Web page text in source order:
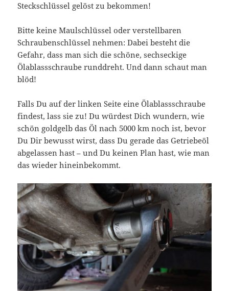
Steckschlüssel gelöst zu bekommen!
Bitte keine Maulschlüssel oder verstellbaren
Schraubenschlüssel nehmen: Dabei besteht die
Gefahr, dass man sich die schöne, sechseckige
Ölablassschraube runddreht. Und dann schaut man
blöd!
Falls Du auf der linken Seite eine Ölablassschraube
findest, lass sie zu! Du würdest Dich wundern, wie
schön goldgelb das Öl nach 5000 km noch ist, bevor
Du Dir bewusst wirst, dass Du gerade das Getriebeöl
abgelassen hast – und Du keinen Plan hast, wie man
das wieder hineinbekommt.